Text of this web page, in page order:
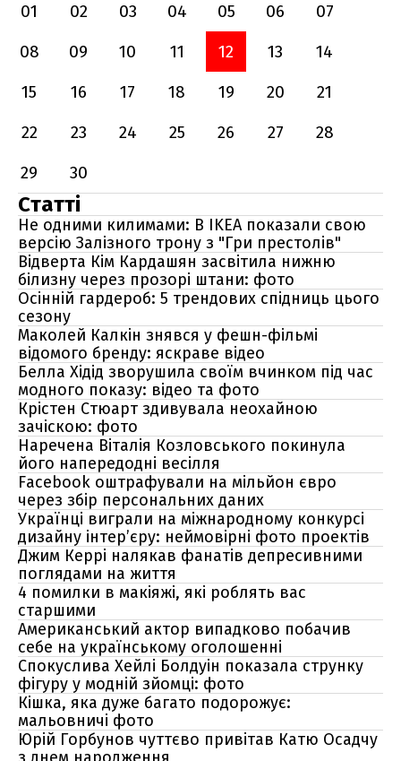
01
02 03 04 05 06
07
08
09 10 11 12 13
14
15
16 17 18 19 20
21
22
23 24 25 26 27
28
29
30
Статті
Не одними килимами: В IKEA показали свою
версію Залізного трону з "Гри престолів"
Відверта Кім Кардашян засвітила нижню
білизну через прозорі штани: фото
Осінній гардероб: 5 трендових спідниць цього
сезону
Маколей Калкін знявся у фешн-фільмі
відомого бренду: яскраве відео
Белла Хідід зворушила своїм вчинком під час
модного показу: відео та фото
Крістен Стюарт здивувала неохайною
зачіскою: фото
Наречена Віталія Козловського покинула
його напередодні весілля
Facebook оштрафували на мільйон євро
через збір персональних даних
Українці виграли на міжнародному конкурсі
дизайну інтер’єру: неймовірні фото проектів
Джим Керрі налякав фанатів депресивними
поглядами на життя
4 помилки в макіяжі, які роблять вас
старшими
Американський актор випадково побачив
себе на українському оголошенні
Спокуслива Хейлі Болдуін показала струнку
фігуру у модній зйомці: фото
Кішка, яка дуже багато подорожує:
мальовничі фото
Юрій Горбунов чуттєво привітав Катю Осадчу